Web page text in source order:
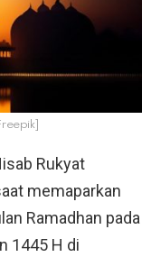
Rukyat
memaparkan
Ramadhan pada
1445 H di